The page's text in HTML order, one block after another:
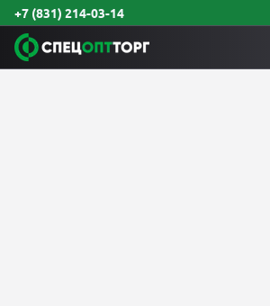
+7 (831) 214-03-14